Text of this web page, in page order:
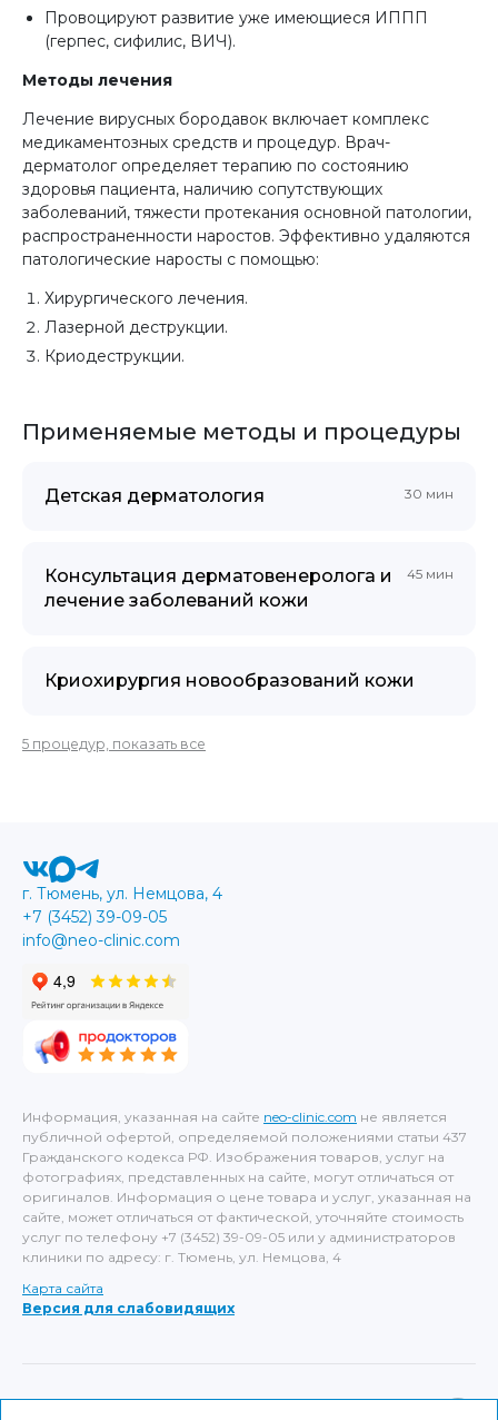
Провоцируют развитие уже имеющиеся ИППП
(герпес, сифилис, ВИЧ).
Методы лечения
Лечение вирусных бородавок включает комплекс
медикаментозных средств и процедур. Врач-
дерматолог определяет терапию по состоянию
здоровья пациента, наличию сопутствующих
заболеваний, тяжести протекания основной патологии,
распространенности наростов. Эффективно удаляются
патологические наросты с помощью:
Хирургического лечения.
Лазерной деструкции.
Криодеструкции.
Применяемые методы и процедуры
Детская дерматология 30 мин
Консультация дерматовенеролога и
лечение заболеваний кожи
45 мин
Криохирургия новообразований кожи
5 процедур, показать все
Информация, указанная на сайте neo-clinic.com не является
публичной офертой, определяемой положениями статьи 437
Гражданского кодекса РФ. Изображения товаров, услуг на
фотографиях, представленных на сайте, могут отличаться от
оригиналов. Информация о цене товара и услуг, указанная на
сайте, может отличаться от фактической, уточняйте стоимость
услуг по телефону +7 (3452) 39-09-05 или у администраторов
клиники по адресу: г. Тюмень, ул. Немцова, 4
Карта сайта
Версия для слабовидящих
г. Тюмень, ул. Немцова, 4
+7 (3452) 39-09-05
info@neo-clinic.com